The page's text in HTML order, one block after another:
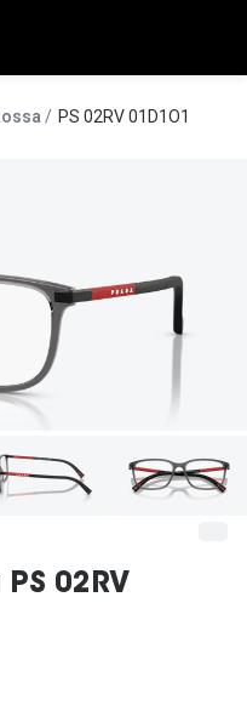
A
Pedro
Marta
Luís
Inês
PS 02RV 01D1O1
02RV